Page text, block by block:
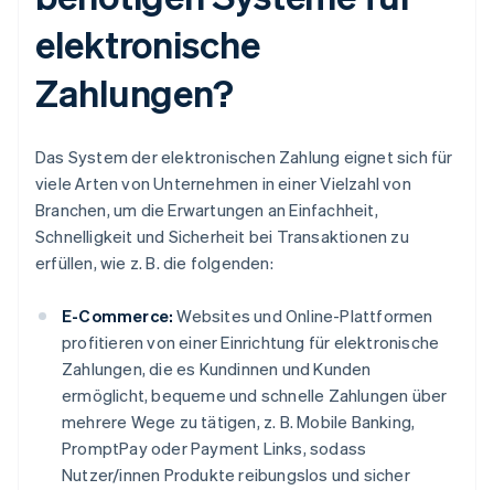
elektronische
Zahlungen?
Das System der elektronischen Zahlung eignet sich für
viele Arten von Unternehmen in einer Vielzahl von
Branchen, um die Erwartungen an Einfachheit,
Schnelligkeit und Sicherheit bei Transaktionen zu
erfüllen, wie z. B. die folgenden:
E-Commerce: Websites und Online-Plattformen
profitieren von einer Einrichtung für elektronische
Zahlungen, die es Kundinnen und Kunden
ermöglicht, bequeme und schnelle Zahlungen über
mehrere Wege zu tätigen, z. B. Mobile Banking,
PromptPay oder Payment Links, sodass
Nutzer/innen Produkte reibungslos und sicher